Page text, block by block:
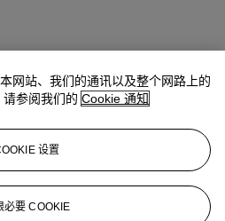
网站、我们的通讯以及整个网路上的
参阅我们的 Cookie 通知
设置
必要 COOKIE